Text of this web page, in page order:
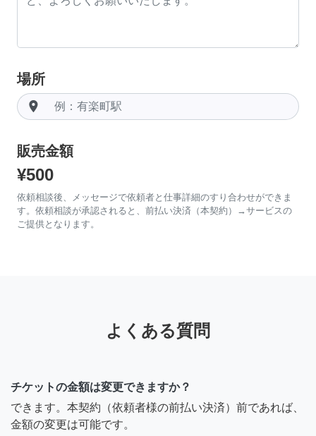
場所
room
販売金額
¥500
依頼相談後、メッセージで依頼者と仕事詳細のすり合わせができま
す。依頼相談が承認されると、前払い決済（本契約）→サービスの
ご提供となります。
よくある質問
チケットの金額は変更できますか？
できます。本契約（依頼者様の前払い決済）前であれば、
金額の変更は可能です。